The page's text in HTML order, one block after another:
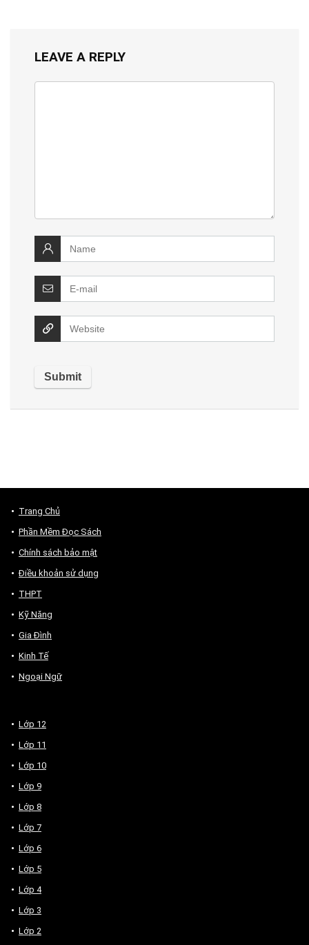
LEAVE A REPLY
Trang Chủ
Phần Mềm Đọc Sách
Chính sách bảo mật
Điều khoản sử dụng
THPT
Kỹ Năng
Gia Đình
Kinh Tế
Ngoại Ngữ
Lớp 12
Lớp 11
Lớp 10
Lớp 9
Lớp 8
Lớp 7
Lớp 6
Lớp 5
Lớp 4
Lớp 3
Lớp 2